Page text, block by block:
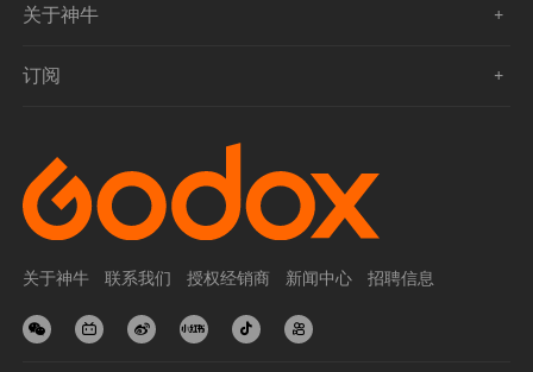
关于神牛
订阅
关于神牛 联系我们 授权经销商 新闻中心 招聘信息